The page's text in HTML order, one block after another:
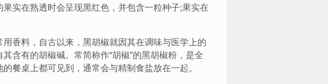
实在熟透时会呈现黑红色，并包含一粒种子;果实在
料，自古以来，黑胡椒就因其在调味与医学上的
含有的胡椒碱。常简称作“胡椒”的黑胡椒粉，是全
餐桌上都可见到，通常会与精制食盐放在一起。